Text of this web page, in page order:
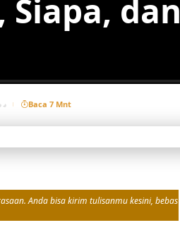
Siapa, dan
Baca 7 Mnt
Anda bisa kirim tulisanmu kesini, bebas